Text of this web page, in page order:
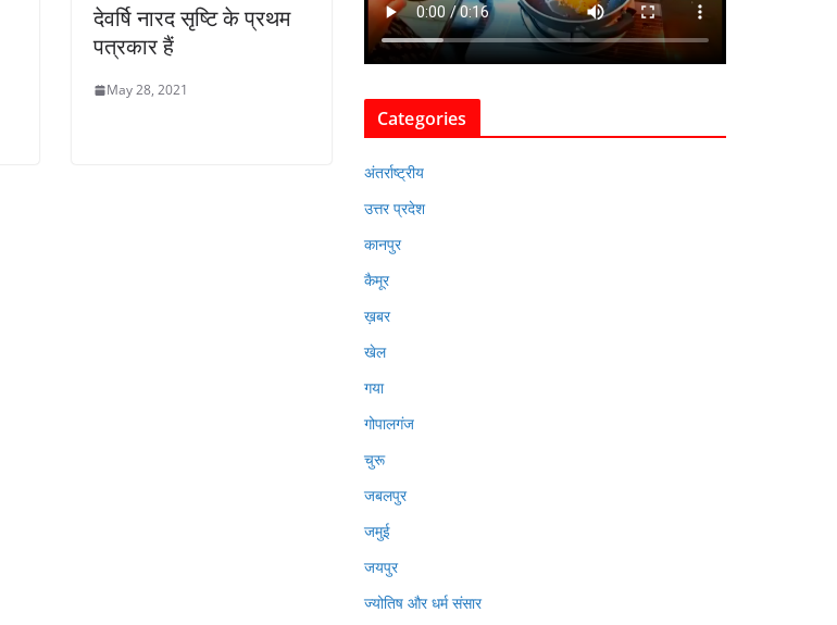
देवर्षि नारद सृष्टि के प्रथम
पत्रकार हैं
May 28, 2021
Categories
अंतर्राष्ट्रीय
उत्तर प्रदेश
कानपुर
कैमूर
ख़बर
खेल
गया
गोपालगंज
चुरू
जबलपुर
जमुई
जयपुर
ज्योतिष और धर्म संसार